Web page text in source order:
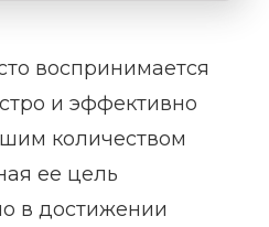
воспринимается
и эффективно
количеством
ее цель
в достижении